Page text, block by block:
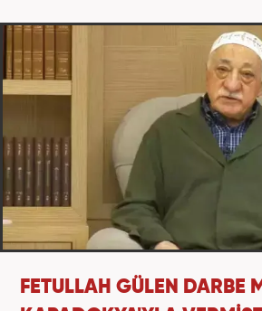
FETULLAH GÜLEN DARBE